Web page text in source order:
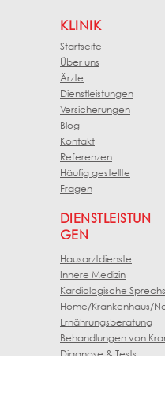
KLINIK
Startseite
Über uns
Ärzte
Dienstleistungen
Versicherungen
Blog
Kontakt
Referenzen
Häufig gestellte
Fragen
DIENSTLEISTUN
GEN
Hausarztdienste
Innere Medizin
Kardiologische
Home/Krankenhaus/
Ernährungsberatung
Behandlungen von
Diagnose & Tests